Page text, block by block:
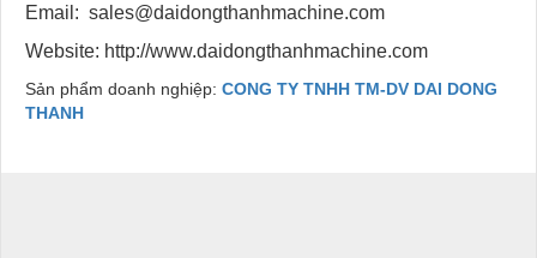
Email: sales@daidongthanhmachine.com
Website: http://www.daidongthanhmachine.com
Sản phẩm doanh nghiệp: CONG TY TNHH TM-DV DAI DONG
THANH